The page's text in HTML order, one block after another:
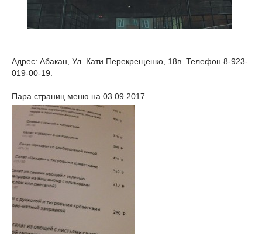
Адрес: Абакан, Ул. Кати Перекрещенко, 18в. Телефон 8-923-
019-00-19.
Пара страниц меню на 03.09.2017